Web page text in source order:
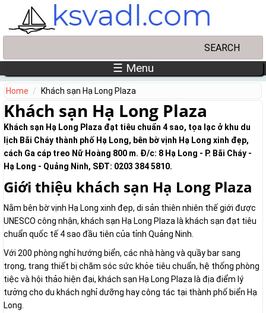
Skip to main content
☰ Menu
Home Khách sạn Hạ Long Plaza
Khách sạn Hạ Long Plaza
Khách sạn Hạ Long Plaza đạt tiêu chuẩn 4 sao, tọa lạc ở khu du
lịch Bãi Cháy thành phố Hạ Long, bên bờ vịnh Hạ Long xinh đẹp,
cách Ga cáp treo Nữ Hoàng 800 m. Đ/c: 8 Hạ Long - P. Bãi Cháy -
Hạ Long - Quảng Ninh, SĐT: 0203 384 5810.
Giới thiệu khách sạn Hạ Long Plaza
Nằm bên bờ vịnh Hạ Long xinh đẹp, di sản thiên nhiên thế giới được
UNESCO công nhận, khách sạn Hạ Long Plaza là khách sạn đạt tiêu
chuẩn quốc tế 4 sao đầu tiên của tỉnh Quảng Ninh.
Với 200 phòng nghỉ hướng biển, các nhà hàng và quầy bar sang
trọng, trang thiết bị chăm sóc sức khỏe tiêu chuẩn, hệ thống phòng
tiệc và hội thảo hiện đại, khách sạn Hạ Long Plaza là địa điểm lý
tưởng cho du khách nghỉ dưỡng hay công tác tại thành phố biển Hạ
Long.